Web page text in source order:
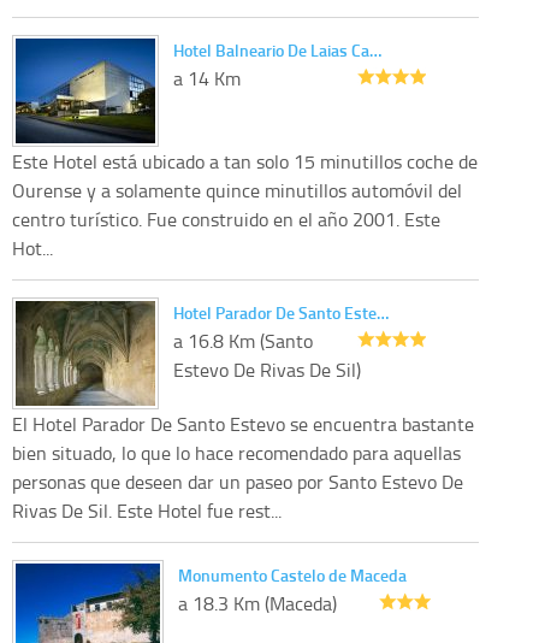
Hotel Balneario De Laias Ca…
a 14 Km
Este Hotel está ubicado a tan solo 15 minutillos coche de
Ourense y a solamente quince minutillos automóvil del
centro turístico. Fue construido en el año 2001. Este
Hot...
Hotel Parador De Santo Este…
a 16.8 Km (Santo
Estevo De Rivas De Sil)
El Hotel Parador De Santo Estevo se encuentra bastante
bien situado, lo que lo hace recomendado para aquellas
personas que deseen dar un paseo por Santo Estevo De
Rivas De Sil. Este Hotel fue rest...
Monumento Castelo de Maceda
a 18.3 Km (Maceda)